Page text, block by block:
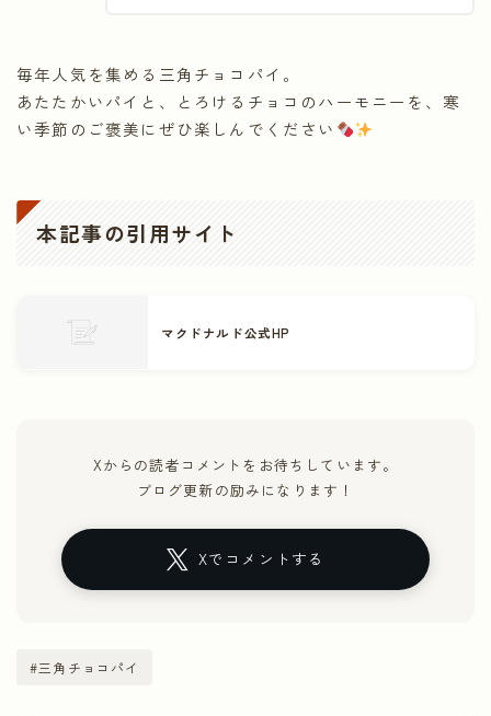
毎年人気を集める三角チョコパイ。
あたたかいパイと、とろけるチョコのハーモニーを、寒
い季節のご褒美にぜひ楽しんでください
本記事の引用サイト
マクドナルド公式HP
Xからの読者コメントをお待ちしています。
ブログ更新の励みになります！
Xでコメントする
#三角チョコパイ